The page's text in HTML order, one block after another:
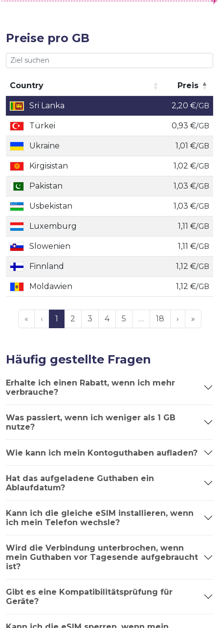
Preise pro GB
Country
Preis
Country
Preis
Sri Lanka 2,20 €/GB
Türkei 0,93 €/GB
Ukraine 1,01 €/GB
Kirgisistan 1,02 €/GB
Pakistan 1,03 €/GB
Usbekistan 1,03 €/GB
Luxemburg 1,11 €/GB
Slowenien 1,11 €/GB
Finnland 1,12 €/GB
Moldawien 1,12 €/GB
« ‹ 1 2 3 4 5 … 18 › »
Häufig gestellte Fragen
Erhalte ich einen Rabatt, wenn ich mehr
verbrauche?
Was passiert, wenn ich weniger als 1 GB
nutze?
Wie kann ich mein Kontoguthaben aufladen?
Hat das aufgeladene Guthaben ein
Ablaufdatum?
Kann ich die gleiche eSIM installieren, wenn
ich mein Telefon wechsle?
Wird die Verbindung unterbrochen, wenn
mein Guthaben vor Tagesende aufgebraucht
ist?
Gibt es eine Kompatibilitätsprüfung für
Geräte?